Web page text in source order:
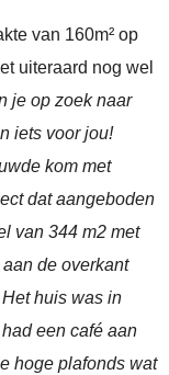
van 160m² op
uiteraard nog wel
je op zoek naar
iets voor jou!
kom met
dat aangeboden
van 344 m2 met
de overkant
huis was in
een café aan
hoge plafonds wat